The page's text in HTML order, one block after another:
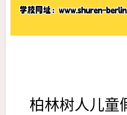
柏林树人儿童